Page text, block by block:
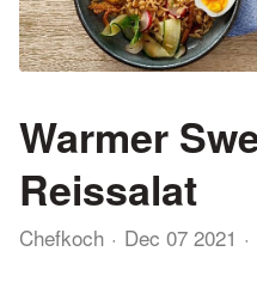
Warmer
Reissalat
Chefkoch Dec 07 2021